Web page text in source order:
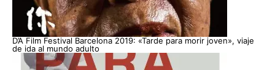
D’A Film Festival Barcelona 2019: «Tarde para morir joven», viaje
de ida al mundo adulto